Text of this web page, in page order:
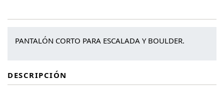
PANTALÓN CORTO PARA ESCALADA Y BOULDER.
DESCRIPCIÓN